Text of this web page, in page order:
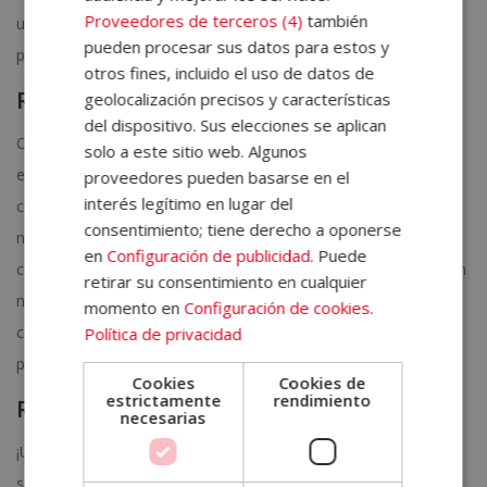
utilizan en la acupuntura para relajar la zona y que la energía
pueda fluir mejor.
Reflexología podal:
Otra de las terapias naturales
que puedes poner en práctica
es la reflexología podal que consiste en aplicar masajes en
ciertas zonas de la planta del pie. Al encontrarse cada uno de
nuestros órganos del cuerpo reflejado en ésta zona, podemos
conseguir que la energía fluya mejor a través de los mismos. En
nuestro
Máster en Reflexología
te explicamos todos los
conocimientos y técnicas necesarias para convertirte en un
profesional experto y con futuro en ésta especialidad.
Risoterapia:
¡Una de las favoritas! Ésta terapia natural
consiste en una
Proveedores de terceros (4) también
pueden procesar sus datos para estos y
otros fines, incluido el uso de datos de
geolocalización precisos y características
del dispositivo. Sus elecciones se aplican
solo a este sitio web. Algunos
proveedores pueden basarse en el
interés legítimo en lugar del
consentimiento; tiene derecho a oponerse
enConfiguración de publicidad. Puede
retirar su consentimiento en cualquier
momento enConfiguración de cookies.
Política de privacidad
Cookies
estrictamente
necesarias
Cookies de
rendimiento